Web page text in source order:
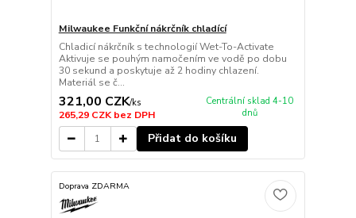
Milwaukee Funkční nákrčník chladící
Chladicí nákrčník s technologií Wet-To-Activate
Aktivuje se pouhým namočením ve vodě po dobu
30 sekund a poskytuje až 2 hodiny chlazení.
Materiál se č...
321,00 CZK/ks
265,29 CZKbez DPH
Centrální sklad 4-10
dnů
Přidat do košíku
Doprava ZDARMA